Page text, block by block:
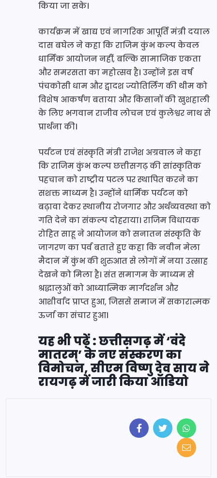
किया जा सके।
कार्यक्रम में खाद्य एवं नागरिक आपूर्ति मंत्री दयाल
दास बघेल ने कहा कि राजिम कुंभ कल्प केवल
धार्मिक आयोजन नहीं, बल्कि सामाजिक एकता
और समरसता का महोत्सव है। उन्होंने इस वर्ष
पंचकोसी धाम और द्वादश ज्योतिर्लिंग की थीम को
विशेष आकर्षण बताया और किसानों की खुशहाली
के लिए भगवान राजीव लोचन एवं कुलेश्वर नाथ से
प्रार्थना की।
पर्यटन एवं संस्कृति मंत्री राजेश अग्रवाल ने कहा
कि राजिम कुंभ कल्प छत्तीसगढ़ की सांस्कृतिक
पहचान को राष्ट्रीय पटल पर स्थापित करने का
सशक्त माध्यम है। उन्होंने धार्मिक पर्यटन को
बढ़ावा देकर स्थानीय रोजगार और अर्थव्यवस्था को
गति देने का संकल्प दोहराया। राजिम विधायक
रोहित साहू ने आयोजन को सनातन संस्कृति के
जागरण का पर्व बताते हुए कहा कि नवीन मेला
मैदान में कुंभ की शुरुआत से लोगों में नया उत्साह
देखने को मिला है। संत समागम के माध्यम से
श्रद्धालुओं को आध्यात्मिक मार्गदर्शन और
आशीर्वाद प्राप्त हुआ, जिससे समाज में सकारात्मक
ऊर्जा का संचार हुआ।
यह भी पढ़ें : छत्तीसगढ़ में ‘वंदे
मातरम्’ के नए संस्करण का
विमोचन, सीएम विष्णु देव साय ने
रायगढ़ में जारी किया ऑडियो